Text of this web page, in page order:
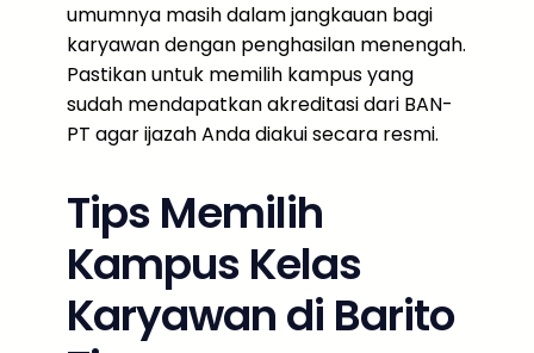
umumnya masih dalam jangkauan bagi
karyawan dengan penghasilan menengah.
Pastikan untuk memilih kampus yang
sudah mendapatkan akreditasi dari BAN-
PT agar ijazah Anda diakui secara resmi.
Tips Memilih
Kampus Kelas
Karyawan di Barito